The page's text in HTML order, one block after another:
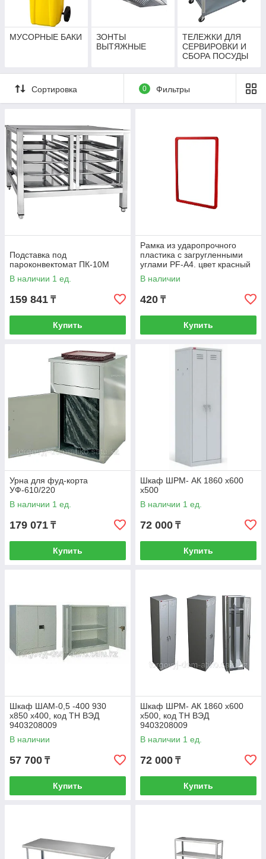
МУСОРНЫЕ БАКИ
ЗОНТЫ
ВЫТЯЖНЫЕ
ТЕЛЕЖКИ ДЛЯ
СЕРВИРОВКИ И
СБОРА ПОСУДЫ
Сортировка 0 Фильтры
Подставка под
пароконвектомат ПК-10М
В наличии 1 ед.
159 841 ₸
Купить
Рамка из ударопрочного
пластика с загругленными
углами PF-A4. цвет красный
(102004-06)
В наличии
420 ₸
Купить
Урна для фуд-корта
УФ-610/220
В наличии 1 ед.
179 071 ₸
Купить
Шкаф ШРМ- АК 1860 х600
х500
В наличии 1 ед.
72 000 ₸
Купить
Шкаф ШАМ-0,5 -400 930
х850 х400, код ТН ВЭД
9403208009
В наличии
57 700 ₸
Купить
Шкаф ШРМ- АК 1860 х600
х500, код ТН ВЭД
9403208009
В наличии 1 ед.
72 000 ₸
Купить